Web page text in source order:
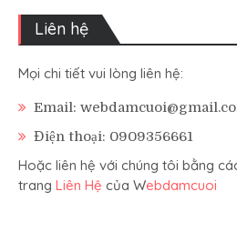
Liên hệ
Mọi chi tiết vui lòng liên hệ:
Email:
Điện thoại: 0909356661
Hoặc liên hệ với chúng tôi bằng
trang Liên Hệ của Webdamcuoi